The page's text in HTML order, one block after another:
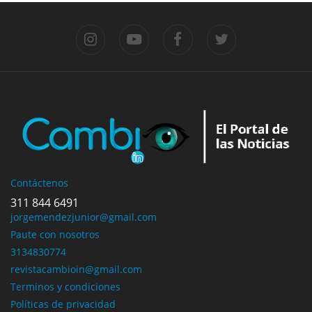
Contáctenos
311 844 6491
jorgemendezjunior@gmail.com
Paute con nosotros
3134830774
revistacambioin@gmail.com
Terminos y condiciones
Políticas de privacidad